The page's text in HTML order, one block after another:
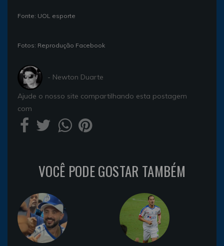
Fonte: UOL esporte
Fotos: Reprodução Facebook
- Newton Duarte
Ajude o nosso site compartilhando esta postagem
com
VOCÊ PODE GOSTAR TAMBÉM